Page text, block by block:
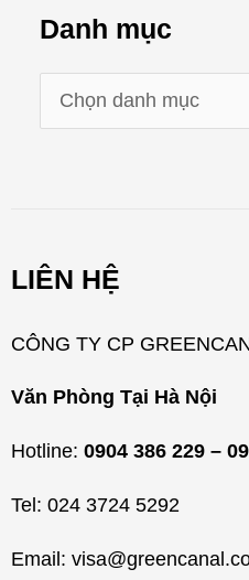
Danh mục
a
ụ
LIÊN HỆ
CÔNG TY CP
Văn Phòng Tại Hà Nội
Hotline: 0904 386 229 –
Tel: 024 3724 5292
Email: